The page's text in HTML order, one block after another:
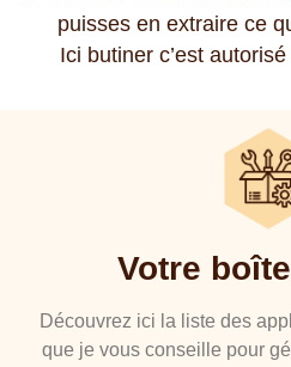
puisses en extraire ce
Ici butiner c’est
Votre
Découvrez ici la liste des
que je vous conseille pour